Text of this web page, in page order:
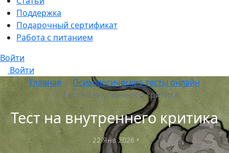
Поддержка
Подарочный сертификат
Работа с питанием
Войти
Войти
Главная
Психологические тесты онлайн
Тест на внутреннего критика
Тест на внутреннего критика
22 Янв 2026•